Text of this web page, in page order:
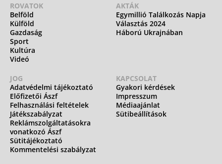
ROVATOK
Belföld
Külföld
Gazdaság
Sport
Kultúra
Videó
AKTÁK
Egymillió Találkozás Napja
Választás 2024
Háború Ukrajnában
JOG
Adatvédelmi tájékoztató
Előfizetői Ászf
Felhasználási feltételek
Játékszabályzat
Reklámszolgáltatásokra
vonatkozó Ászf
Sütitájékoztató
Kommentelési szabályzat
KAPCSOLAT
Gyakori kérdések
Impresszum
Médiaajánlat
Sütibeállítások